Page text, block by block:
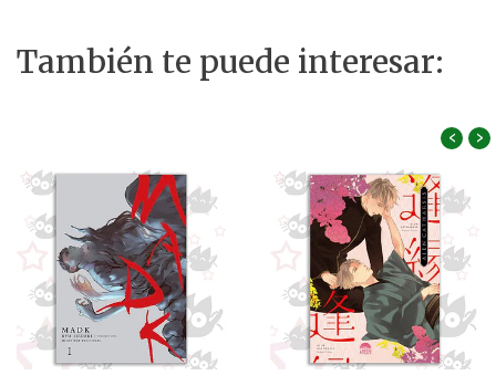
También te puede interesar:
‹ ›